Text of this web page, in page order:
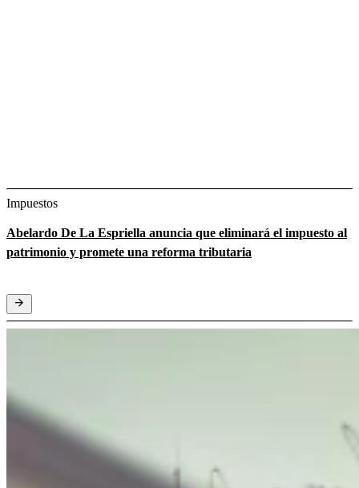
Impuestos
Abelardo De La Espriella anuncia que eliminará el impuesto al
patrimonio y promete una reforma tributaria